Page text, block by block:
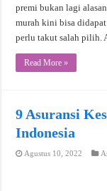
premi bukan lagi
murah kini bisa
perlu takut salah pilih.
Read More »
9 Asuransi
Indonesia
Agustus 10, 2022